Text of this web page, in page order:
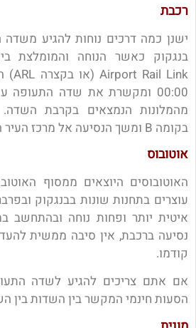
רכבת
ישנן כמה דרכים נוחות להגיע
בנגקוק כאשר הנוחה והמומלצת
00:00 ומקשרת את שדה
מהמלונות הנמצאים בקרבת
בקומה B ומשך הנסיעה אל מרכז העיר הוא כחצי שעה.
אוטובוס
האוטובוסים היוצאים ממסוף
עוצרים בתחנות שונות בבנגקוק
איטית יותר ופחות נוחה ובהתחשב
נסיעה ברכבת, אין סיבה ממשית
קודמו.
אם אתם צריכים להגיע לשדה
הסעות חינמי המקשר בין השדות בין השעות